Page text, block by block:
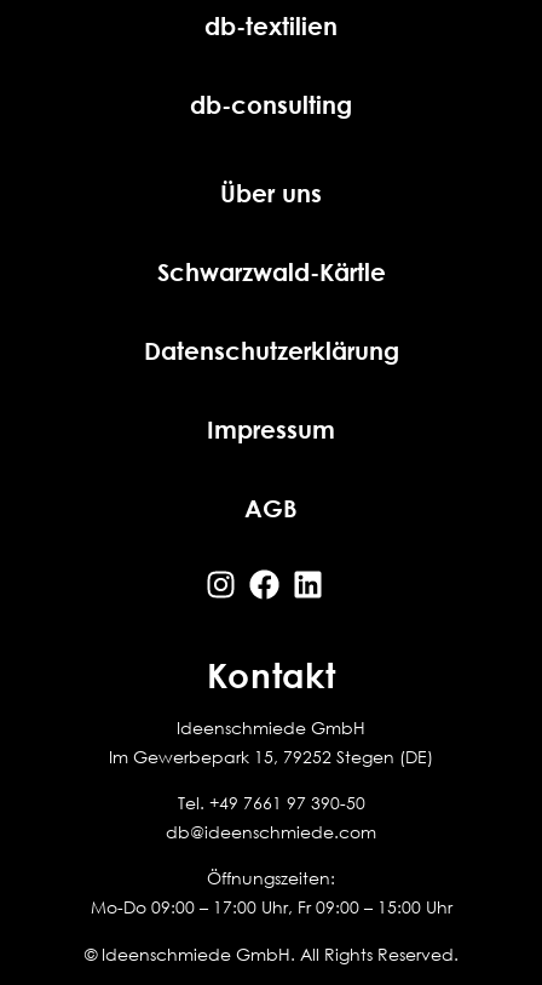
db-textilien
db-consulting
Über uns
Schwarzwald-Kärtle
Datenschutzerklärung
Impressum
AGB
Kontakt
Ideenschmiede GmbH
Im Gewerbepark 15, 79252 Stegen (DE)
Tel. +49 7661 97 390-50
db@ideenschmiede.com
Öffnungszeiten:
Mo-Do 09:00 – 17:00 Uhr, Fr 09:00 – 15:00 Uhr
© Ideenschmiede GmbH. All Rights Reserved.